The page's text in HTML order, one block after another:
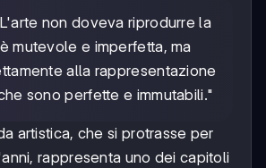
non doveva riprodurre la
mutevole e imperfetta, ma
alla rappresentazione
sono perfette e immutabili."
artistica, che si protrasse per
rappresenta uno dei capitoli